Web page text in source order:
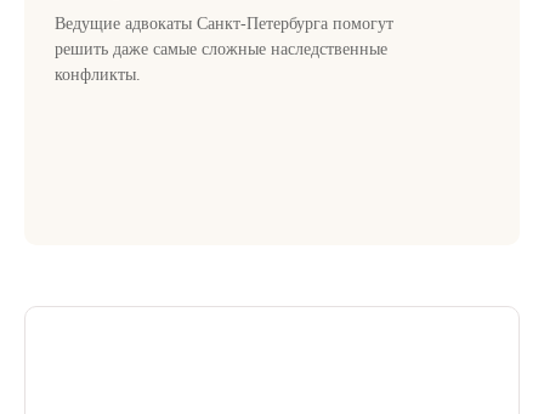
Ведущие адвокаты Санкт-Петербурга помогут
решить даже самые сложные наследственные
конфликты.